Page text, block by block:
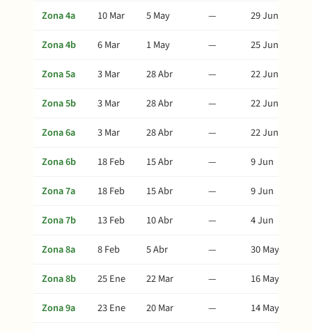
Zona 4a
10 Mar 5 May —
29 Jun
Zona 4b
6 Mar 1 May —
25 Jun
Zona 5a
3 Mar 28 Abr —
22 Jun
Zona 5b
3 Mar 28 Abr —
22 Jun
Zona 6a
3 Mar 28 Abr —
22 Jun
Zona 6b
18 Feb 15 Abr —
9 Jun
Zona 7a
18 Feb 15 Abr —
9 Jun
Zona 7b
13 Feb 10 Abr —
4 Jun
Zona 8a
8 Feb 5 Abr —
30 May
Zona 8b
25 Ene 22 Mar —
16 May
Zona 9a
23 Ene 20 Mar —
14 May